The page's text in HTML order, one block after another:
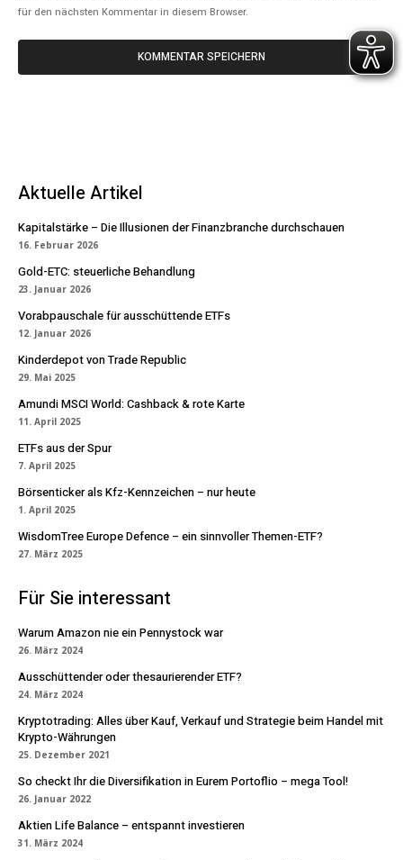
für den nächsten Kommentar in diesem Browser.
Aktuelle Artikel
Kapitalstärke – Die Illusionen der Finanzbranche durchschauen
16. Februar 2026
Gold-ETC: steuerliche Behandlung
23. Januar 2026
Vorabpauschale für ausschüttende ETFs
12. Januar 2026
Kinderdepot von Trade Republic
29. Mai 2025
Amundi MSCI World: Cashback & rote Karte
11. April 2025
ETFs aus der Spur
7. April 2025
Börsenticker als Kfz-Kennzeichen – nur heute
1. April 2025
WisdomTree Europe Defence – ein sinnvoller Themen-ETF?
27. März 2025
Für Sie interessant
Warum Amazon nie ein Pennystock war
26. März 2024
Ausschüttender oder thesaurierender ETF?
24. März 2024
Kryptotrading: Alles über Kauf, Verkauf und Strategie beim Handel mit
Krypto-Währungen
25. Dezember 2021
So checkt Ihr die Diversifikation in Eurem Portoflio – mega Tool!
26. Januar 2022
Aktien Life Balance – entspannt investieren
31. März 2024